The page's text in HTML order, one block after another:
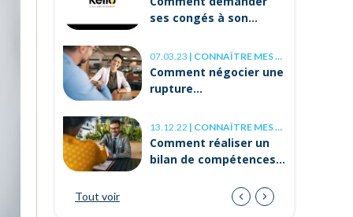
ses congés à son
07.03.23 | CONNAÎTRE MES DROITS
Comment négocier une
rupture
13.12.22 | CONNAÎTRE MES DROITS
Comment réaliser un
bilan de compétences
Tout voir